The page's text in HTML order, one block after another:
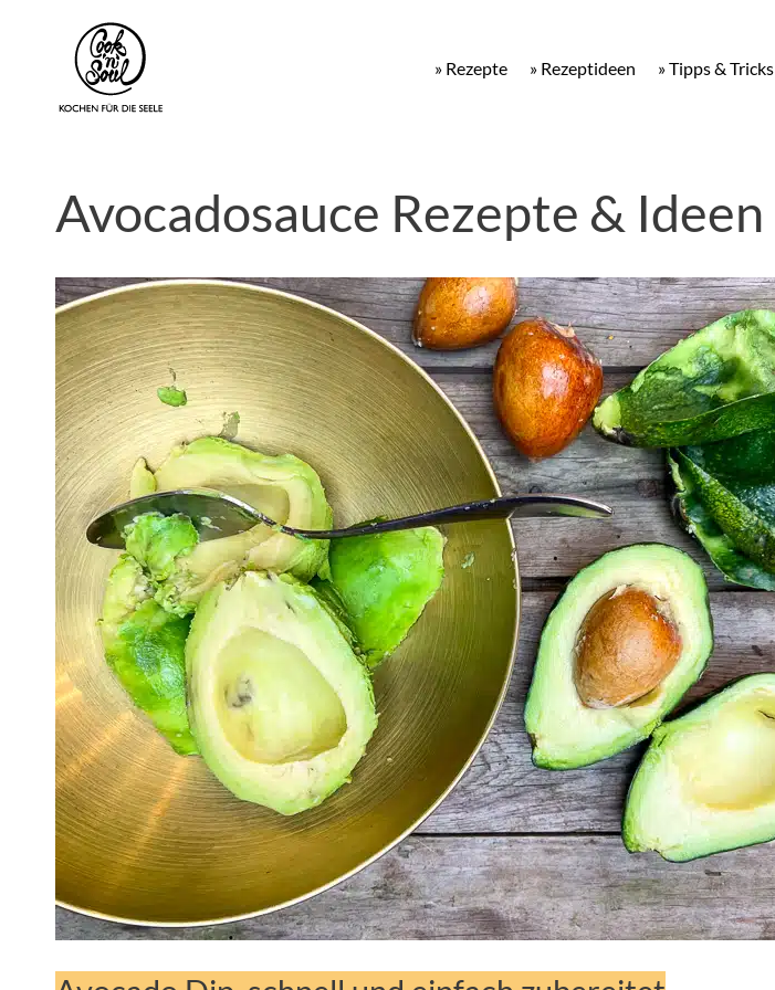
» Tipps & Tricks
» Rezeptideen
» Rezepte
Avocadosauce Rezepte & Ideen